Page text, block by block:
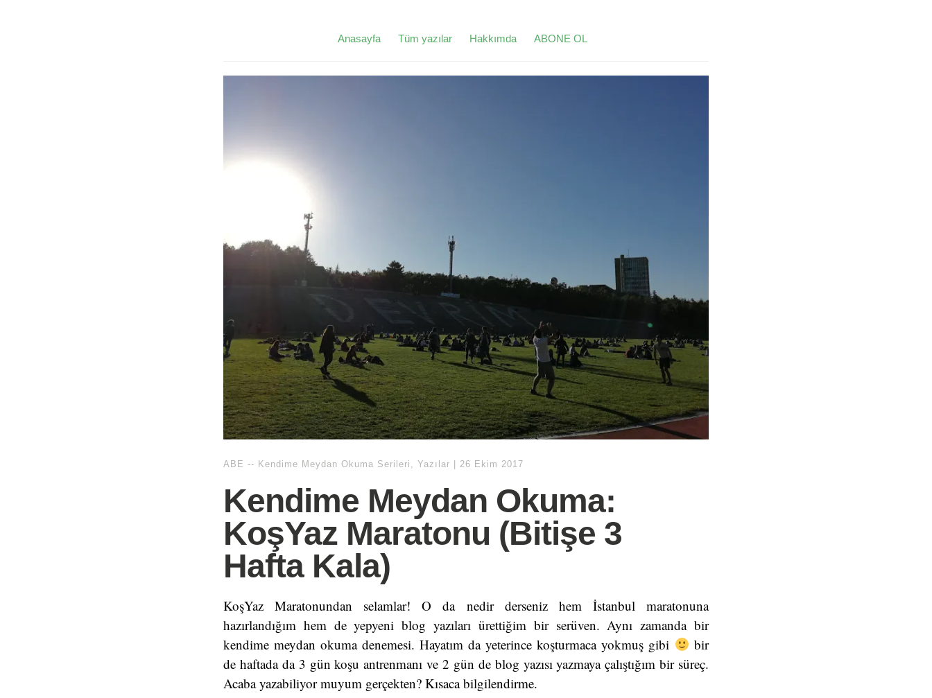
Anasayfa Tüm yazılar Hakkımda ABONE OL
ABE -- Kendime Meydan Okuma Serileri , Yazılar 26 Ekim 2017
Kendime Meydan Okuma:
KoşYaz Maratonu (Bitişe 3
Hafta Kala)
KoşYaz Maratonundan selamlar! O da nedir derseniz hem İstanbul maratonuna
hazırlandığım hem de yepyeni blog yazıları ürettiğim bir serüven. Aynı zamanda bir
kendime meydan okuma denemesi. Hayatım da yeterince koşturmaca yokmuş gibi
bir
de haftada da 3 gün koşu antrenmanı ve 2 gün de blog yazısı yazmaya çalıştığım bir süreç.
Acaba yazabiliyor muyum gerçekten? Kısaca bilgilendirme.